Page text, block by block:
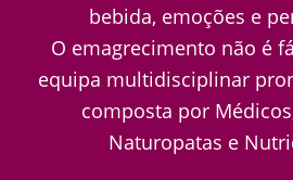
bebida, emoções e
O emagrecimento não é
equipa multidisciplinar
composta por
Naturopatas e